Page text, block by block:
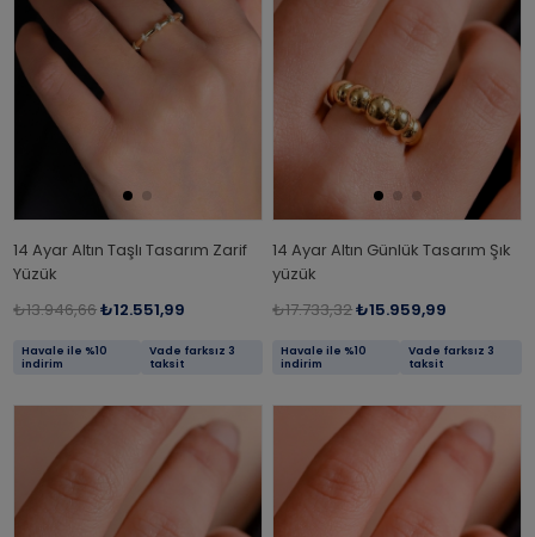
14 Ayar Altın Taşlı Tasarım Zarif
Yüzük
₺13.946,66₺12.551,99
Havale ile %10
indirim
Vade farksız 3
taksit
14 Ayar Altın Günlük Tasarım Şık
yüzük
₺17.733,32₺15.959,99
Havale ile %10
indirim
Vade farksız 3
taksit